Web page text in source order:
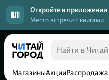
Откройте в приложении
Место встречи с книгами
МагазиныАкцииРаспродажа